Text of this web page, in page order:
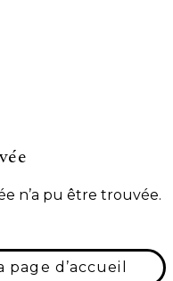
n’a pu être trouvée.
d’accueil